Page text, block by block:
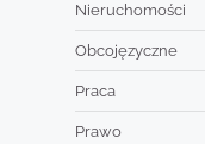
Nieruchomości
Obcojęzyczne
Praca
Prawo